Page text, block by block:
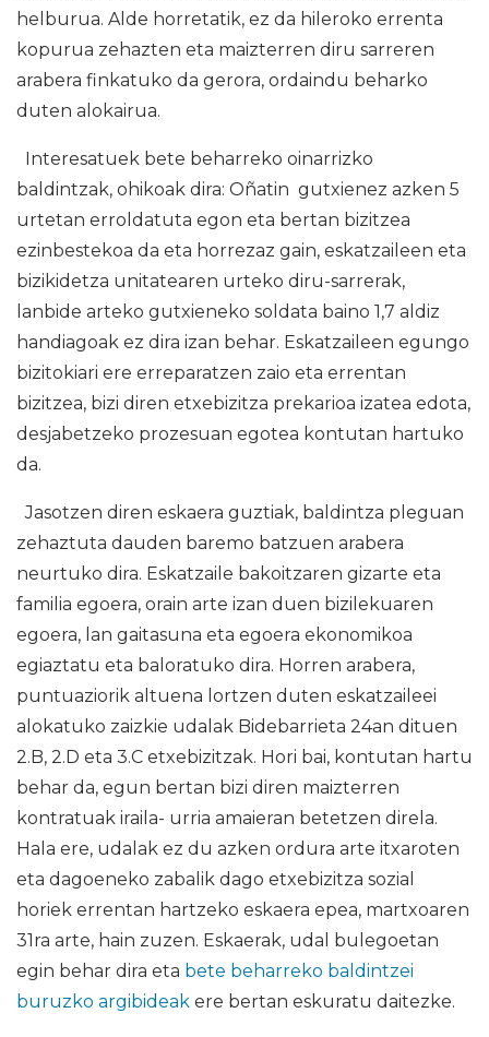
helburua. Alde horretatik, ez da hileroko errenta
kopurua zehazten eta maizterren diru sarreren
arabera finkatuko da gerora, ordaindu beharko
duten alokairua.
Interesatuek bete beharreko oinarrizko
baldintzak, ohikoak dira: Oñatin gutxienez azken 5
urtetan erroldatuta egon eta bertan bizitzea
ezinbestekoa da eta horrezaz gain, eskatzaileen eta
bizikidetza unitatearen urteko diru-sarrerak,
lanbide arteko gutxieneko soldata baino 1,7 aldiz
handiagoak ez dira izan behar. Eskatzaileen egungo
bizitokiari ere erreparatzen zaio eta errentan
bizitzea, bizi diren etxebizitza prekarioa izatea edota,
desjabetzeko prozesuan egotea kontutan hartuko
da.
Jasotzen diren eskaera guztiak, baldintza pleguan
zehaztuta dauden baremo batzuen arabera
neurtuko dira. Eskatzaile bakoitzaren gizarte eta
familia egoera, orain arte izan duen bizilekuaren
egoera, lan gaitasuna eta egoera ekonomikoa
egiaztatu eta baloratuko dira. Horren arabera,
puntuaziorik altuena lortzen duten eskatzaileei
alokatuko zaizkie udalak Bidebarrieta 24an dituen
2.B, 2.D eta 3.C etxebizitzak. Hori bai, kontutan hartu
behar da, egun bertan bizi diren maizterren
kontratuak iraila- urria amaieran betetzen direla.
Hala ere, udalak ez du azken ordura arte itxaroten
eta dagoeneko zabalik dago etxebizitza sozial
horiek errentan hartzeko eskaera epea, martxoaren
31ra arte, hain zuzen. Eskaerak, udal bulegoetan
egin behar dira eta bete beharreko baldintzei
buruzko argibideak ere bertan eskuratu daitezke.